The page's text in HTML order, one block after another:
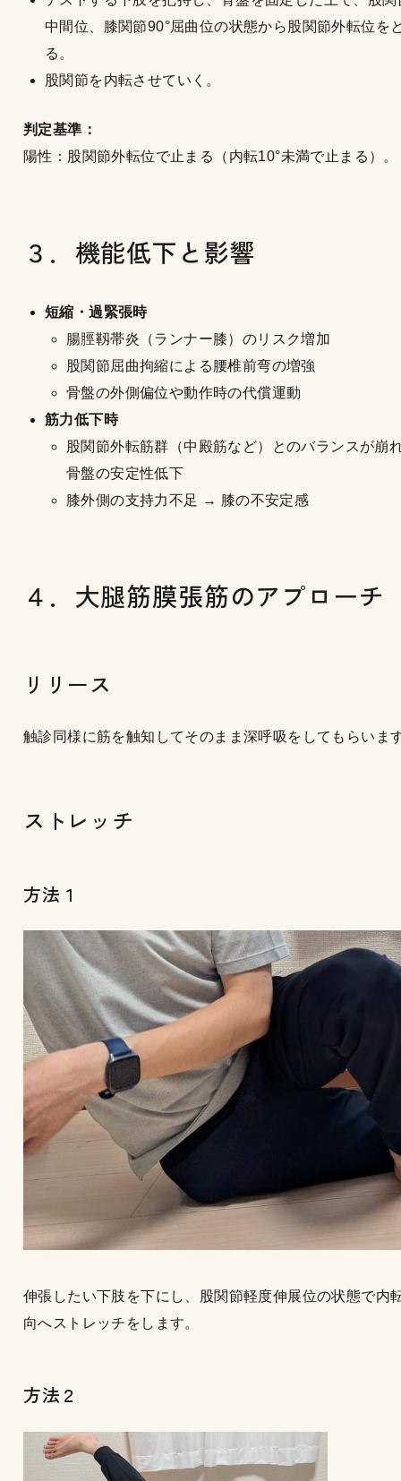
中間位、膝関節90°屈曲位の状態から股関節外転位を
る。
股関節を内転させていく。
判定基準：
陽性：股関節外転位で止まる（内転10°未満で止まる）。
３．機能低下と影響
短縮・過緊張時
腸脛靱帯炎（ランナー膝）のリスク増加
股関節屈曲拘縮による腰椎前弯の増強
骨盤の外側偏位や動作時の代償運動
筋力低下時
股関節外転筋群（中殿筋など）とのバランスが崩
骨盤の安定性低下
膝外側の支持力不足 → 膝の不安定感
４．大腿筋膜張筋のアプローチ
リリース
触診同様に筋を触知してそのまま深呼吸をしてもらいま
ストレッチ
方法１
伸張したい下肢を下にし、股関節軽度伸展位の状態で内
向へストレッチをします。
方法２